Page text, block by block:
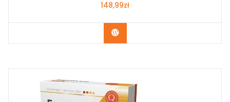
148,99zł
Zobacz